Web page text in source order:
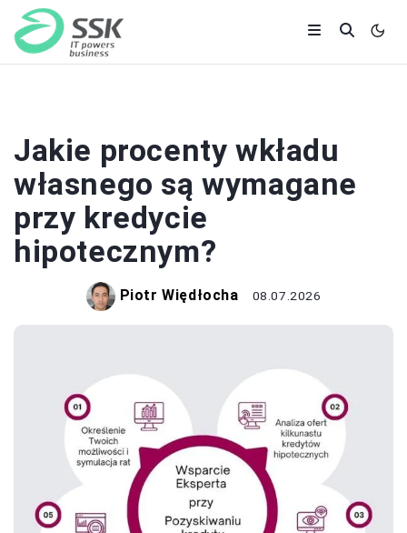
Jakie procenty wkładu
własnego są wymagane
przy kredycie
hipotecznym?
Piotr Więdłocha 08.07.2026